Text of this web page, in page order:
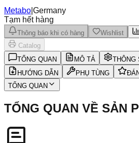
Metabo Germany
Tạm hết hàng
Thông báo khi có hàng Wishlist
Catalog
TỔNG QUAN
MÔ TẢ THÔNG
HƯỚNG DẪN
PHỤ TÙNG
TỔNG QUAN
TỔNG QUAN VỀ SẢN